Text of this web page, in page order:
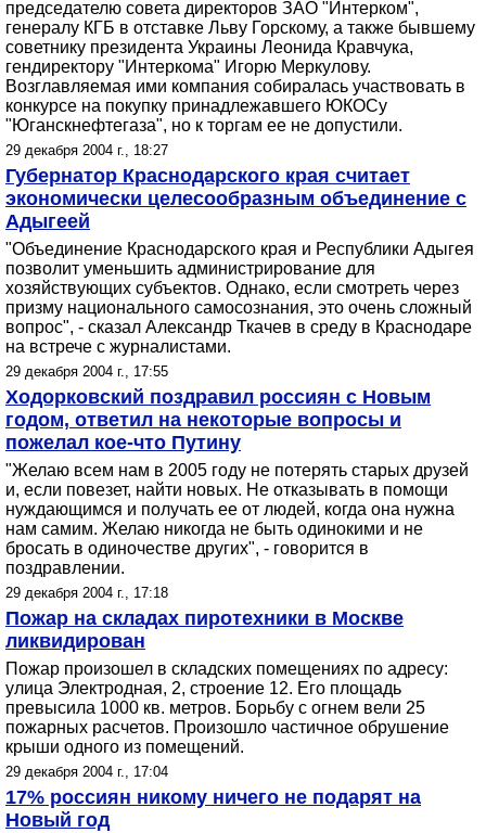
председателю совета директоров ЗАО "Интерком",
генералу КГБ в отставке Льву Горскому, а также бывшему
советнику президента Украины Леонида Кравчука,
гендиректору "Интеркома" Игорю Меркулову.
Возглавляемая ими компания собиралась участвовать в
конкурсе на покупку принадлежавшего ЮКОСу
"Юганскнефтегаза", но к торгам ее не допустили.
29 декабря 2004 г., 18:27
Губернатор Краснодарского края считает
экономически целесообразным объединение с
Адыгеей
"Объединение Краснодарского края и Республики Адыгея
позволит уменьшить администрирование для
хозяйствующих субъектов. Однако, если смотреть через
призму национального самосознания, это очень сложный
вопрос", - сказал Александр Ткачев в среду в Краснодаре
на встрече с журналистами.
29 декабря 2004 г., 17:55
Ходорковский поздравил россиян с Новым
годом, ответил на некоторые вопросы и
пожелал кое-что Путину
"Желаю всем нам в 2005 году не потерять старых друзей
и, если повезет, найти новых. Не отказывать в помощи
нуждающимся и получать ее от людей, когда она нужна
нам самим. Желаю никогда не быть одинокими и не
бросать в одиночестве других", - говорится в
поздравлении.
29 декабря 2004 г., 17:18
Пожар на складах пиротехники в Москве
ликвидирован
Пожар произошел в складских помещениях по адресу:
улица Электродная, 2, строение 12. Его площадь
превысила 1000 кв. метров. Борьбу с огнем вели 25
пожарных расчетов. Произошло частичное обрушение
крыши одного из помещений.
29 декабря 2004 г., 17:04
17% россиян никому ничего не подарят на
Новый год